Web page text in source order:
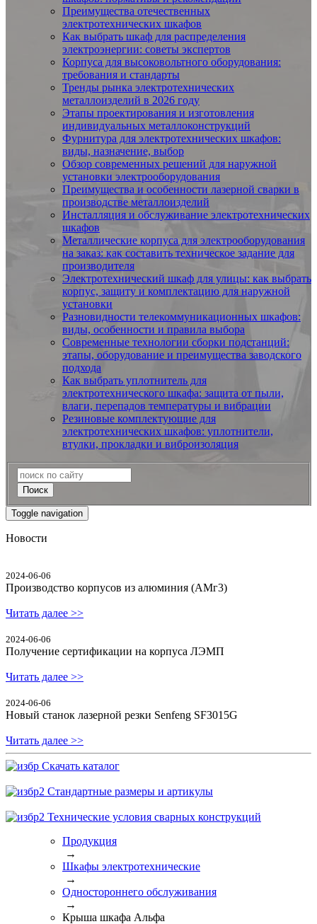
Преимущества отечественных
электротехнических шкафов
Как выбрать шкаф для распределения
электроэнергии: советы экспертов
Корпуса для высоковольтного оборудования:
требования и стандарты
Тренды рынка электротехнических
металлоизделий в 2026 году
Этапы проектирования и изготовления
индивидуальных металлоконструкций
Фурнитура для электротехнических шкафов:
виды, назначение, выбор
Обзор современных решений для наружной
установки электрооборудования
Преимущества и особенности лазерной сварки в
производстве металлоизделий
Инсталляция и обслуживание электротехнических
шкафов
Металлические корпуса для электрооборудования
на заказ: как составить техническое задание для
производителя
Электротехнический шкаф для улицы: как выбрать
корпус, защиту и комплектацию для наружной
установки
Разновидности телекоммуникационных шкафов:
виды, особенности и правила выбора
Современные технологии сборки подстанций:
этапы, оборудование и преимущества заводского
подхода
Как выбрать уплотнитель для
электротехнического шкафа: защита от пыли,
влаги, перепадов температуры и вибрации
Резиновые комплектующие для
электротехнических шкафов: уплотнители,
втулки, прокладки и виброизоляция
Поиск
Toggle navigation
Новости
2024-06-06
Производство корпусов из алюминия (АМг3)
Читать далее >>
2024-06-06
Получение сертификации на корпуса ЛЭМП
Читать далее >>
2024-06-06
Новый станок лазерной резки Senfeng SF3015G
Читать далее >>
Скачать каталог
Стандартные размеры и артикулы
Технические условия сварных конструкций
Продукция
→
Шкафы электротехнические
→
Одностороннего обслуживания
→
Крыша шкафа Альфа